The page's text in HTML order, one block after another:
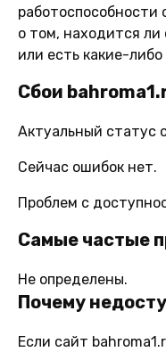
о том, находится
или есть какие-
Сбои
Актуальный статус
Сейчас ошибок нет.
Проблем с
Самые частые
Не определены.
Почему
Если сайт